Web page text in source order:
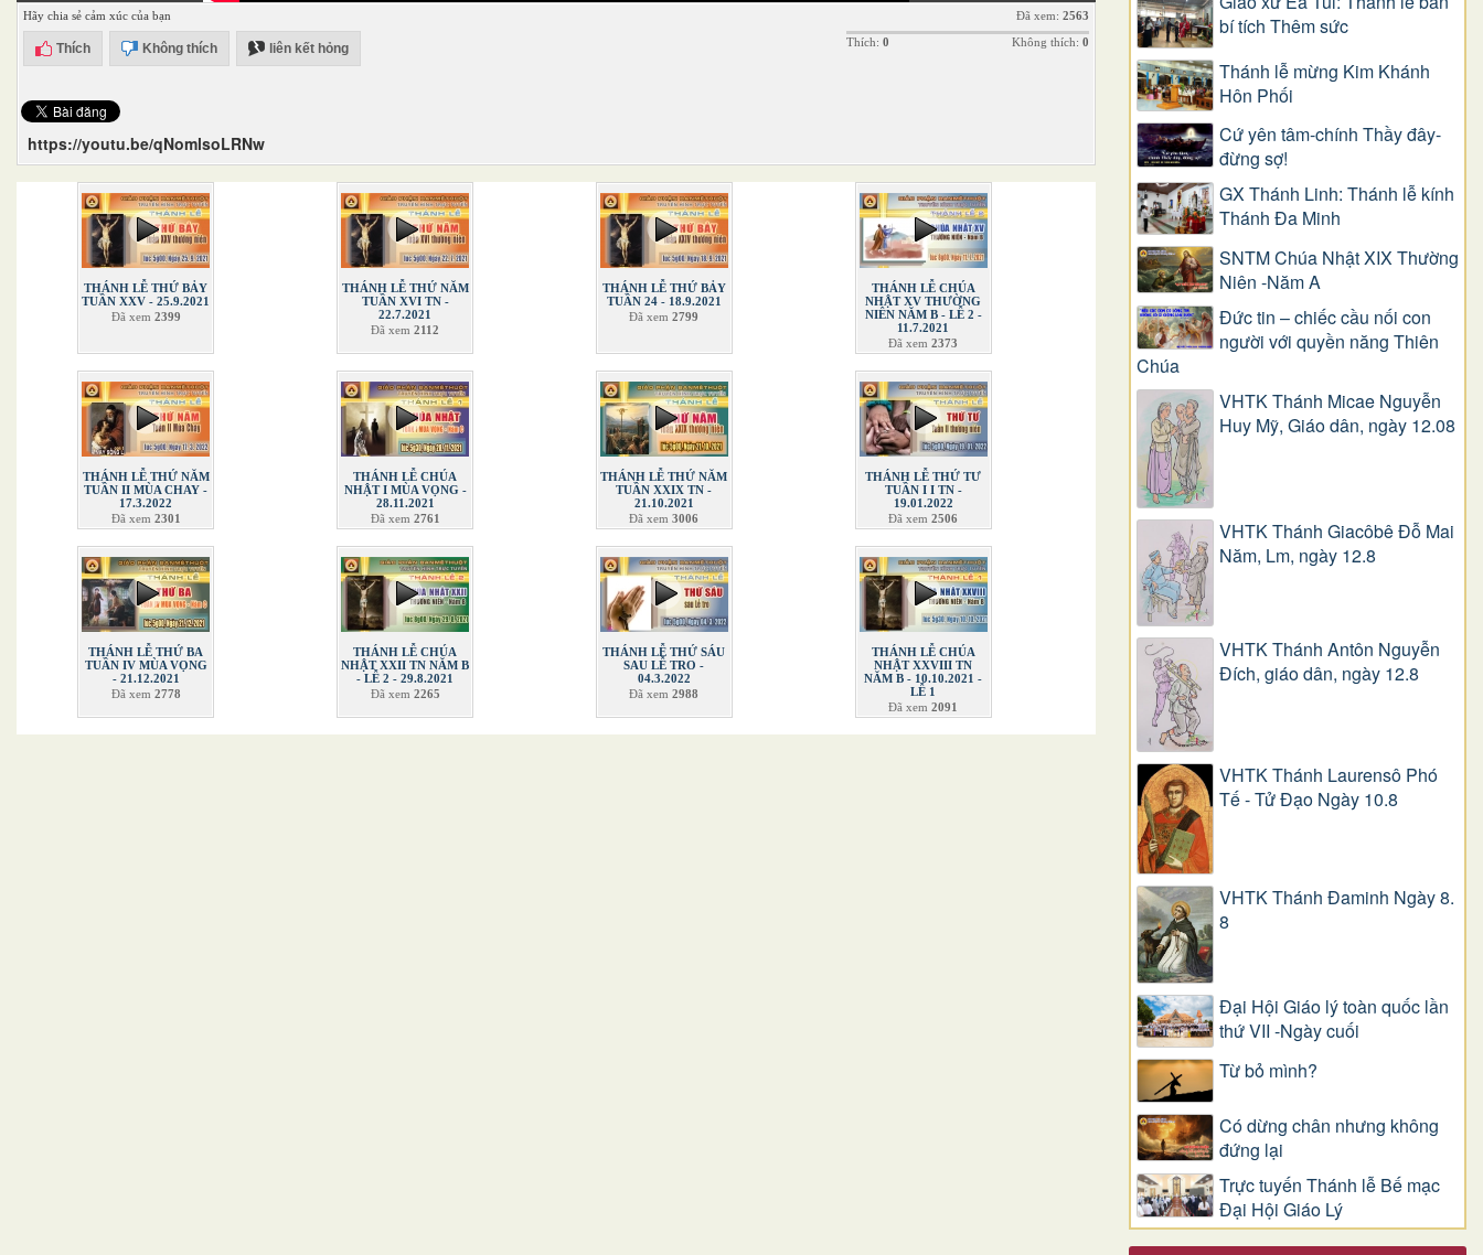
Hãy chia sẻ cảm xúc của bạn
Thích Không thích liên kết hỏng
Đã xem: 2563
Thích: 0 Không thích: 0
https://youtu.be/qNomlsoLRNw
THÁNH LỄ THỨ BẢY
TUẦN XXV - 25.9.2021
Đã xem 2399
THÁNH LỄ THỨ NĂM
TUẦN XVI TN -
22.7.2021
Đã xem2112
THÁNH LỄ THỨ BẢY
TUẦN 24 - 18.9.2021
Đã xem2799
THÁNH LỄ CHÚA
NHẬT XV THƯỜNG
NIÊN NĂM B - LỄ 2 -
11.7.2021
Đã xem2373
THÁNH LỄ THỨ NĂM
TUẦN II MÙA CHAY -
17.3.2022
Đã xem 2301
THÁNH LỄ CHÚA
NHẬT I MÙA VỌNG -
28.11.2021
Đã xem 2761
THÁNH LỄ THỨ NĂM
TUẦN XXIX TN -
21.10.2021
Đã xem3006
THÁNH LỄ THỨ TƯ
TUẦN I I TN -
19.01.2022
Đã xem2506
THÁNH LỄ THỨ BA
TUẦN IV MÙA VỌNG
- 21.12.2021
Đã xem 2778
THÁNH LỄ CHÚA
NHẬT XXII TN NĂM B
- LỄ 2 - 29.8.2021
Đã xem 2265
THÁNH LỄ THỨ SÁU
SAU LỄ TRO -
04.3.2022
Đã xem2988
THÁNH LỄ CHÚA
NHẬT XXVIII TN
NĂM B - 10.10.2021 -
LỄ 1
Đã xem2091
bí tích Thêm sức
Thánh lễ mừng Kim Khánh
Hôn Phối
Cứ yên tâm-chính Thầy đây-
đừng sợ!
GX Thánh Linh: Thánh lễ kính
Thánh Đa Minh
SNTM Chúa Nhật XIX Thường
Niên -Năm A
Đức tin – chiếc cầu nối con
người với quyền năng Thiên
Chúa
VHTK Thánh Micae Nguyễn
Huy Mỹ, Giáo dân, ngày 12.08
VHTK Thánh Giacôbê Ðỗ Mai
Năm, Lm, ngày 12.8
VHTK Thánh Antôn Nguyễn
Ðích, giáo dân, ngày 12.8
VHTK Thánh Laurensô Phó
Tế - Tử Đạo Ngày 10.8
VHTK Thánh Đaminh Ngày 8.
8
Đại Hội Giáo lý toàn quốc lần
thứ VII -Ngày cuối
Từ bỏ mình?
Có dừng chân nhưng không
đứng lại
Trực tuyến Thánh lễ Bế mạc
Đại Hội Giáo Lý